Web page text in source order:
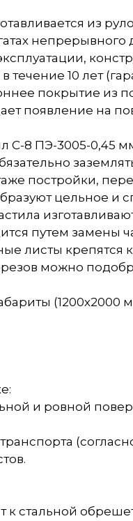
из
течение 10 лет
покрытие
появление на
8 ПЭ-3005-0,45
постройки,
цельное и
путем замены
листы
можно
и ровной
стальной